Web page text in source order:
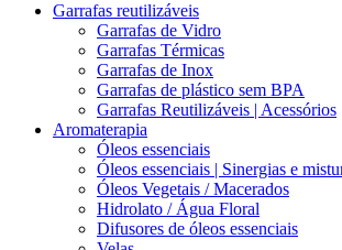
Garrafas reutilizáveis
Garrafas de Vidro
Garrafas Térmicas
Garrafas de Inox
Garrafas de plástico sem BPA
Garrafas Reutilizáveis | Acessórios
Aromaterapia
Óleos essenciais
Óleos essenciais | Sinergias e
Óleos Vegetais / Macerados
Hidrolato / Água Floral
Difusores de óleos essenciais